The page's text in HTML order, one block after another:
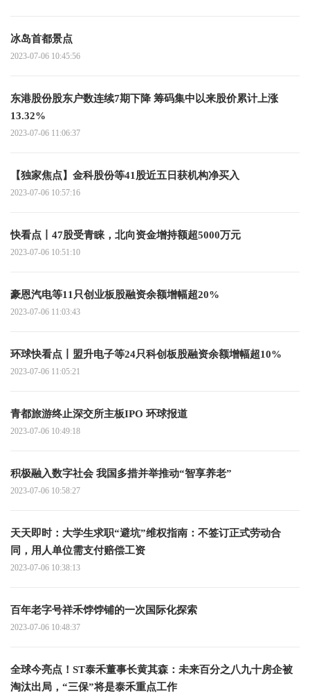
冰岛首都景点
2023-07-06 10:45:56
东港股份股东户数连续7期下降 筹码集中以来股价累计上涨
13.32%
2023-07-06 11:06:37
【独家焦点】金科股份等41股近五日获机构净买入
2023-07-06 10:57:16
快看点丨47股受青睐，北向资金增持额超5000万元
2023-07-06 10:51:10
豪恩汽电等11只创业板股融资余额增幅超20%
2023-07-06 11:03:43
环球快看点丨盟升电子等24只科创板股融资余额增幅超10%
2023-07-06 11:05:21
青都旅游终止深交所主板IPO 环球报道
2023-07-06 10:49:18
积极融入数字社会 我国多措并举推动“智享养老”
2023-07-06 10:58:27
天天即时：大学生求职“避坑”维权指南：不签订正式劳动合
同，用人单位需支付赔偿工资
2023-07-06 10:38:13
百年老字号祥禾饽饽铺的一次国际化探索
2023-07-06 10:48:37
全球今亮点！ST泰禾董事长黄其森：未来百分之八九十房企被
淘汰出局，“三保”将是泰禾重点工作